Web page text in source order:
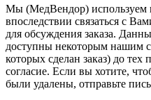
Мы (МедВендор) используем
впоследствии связаться с
для обсуждения заказа.
доступны некоторым нашим
которых сделан заказ) до тех
согласие. Если вы хотите,
были удалены, отправьте